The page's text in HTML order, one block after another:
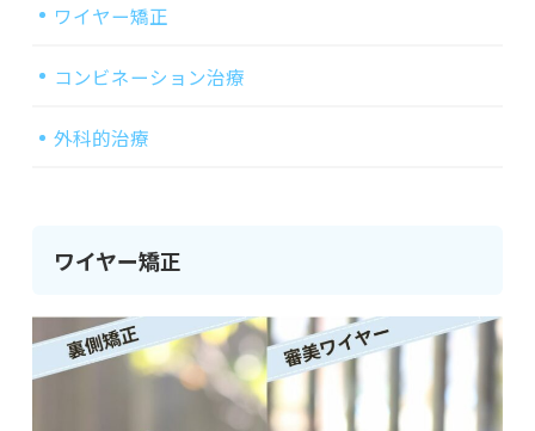
ワイヤー矯正
コンビネーション治療
外科的治療
ワイヤー矯正